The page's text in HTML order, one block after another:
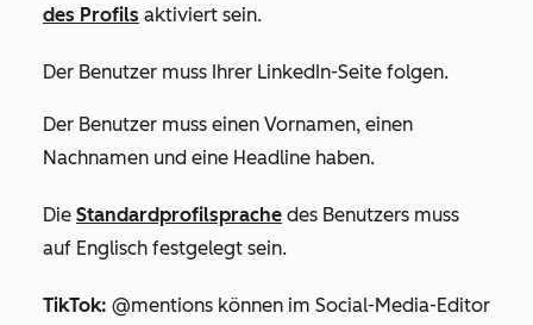
des Profils aktiviert sein.
Der Benutzer muss Ihrer LinkedIn-Seite folgen.
Der Benutzer muss einen Vornamen, einen
Nachnamen und eine Headline haben.
Die Standardprofilsprache des Benutzers muss
auf Englisch festgelegt sein.
TikTok: @mentions können im Social-Media-Editor